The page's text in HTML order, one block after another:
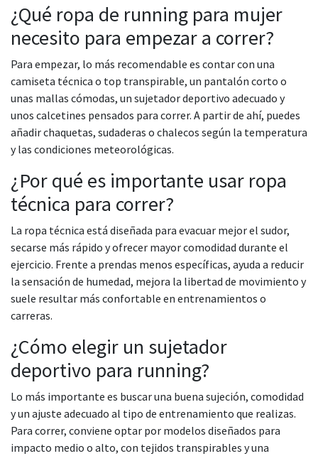
¿Qué ropa de running para mujer
necesito para empezar a correr?
Para empezar, lo más recomendable es contar con una
camiseta técnica o top transpirable, un pantalón corto o
unas mallas cómodas, un sujetador deportivo adecuado y
unos calcetines pensados para correr. A partir de ahí, puedes
añadir chaquetas, sudaderas o chalecos según la temperatura
y las condiciones meteorológicas.
¿Por qué es importante usar ropa
técnica para correr?
La ropa técnica está diseñada para evacuar mejor el sudor,
secarse más rápido y ofrecer mayor comodidad durante el
ejercicio. Frente a prendas menos específicas, ayuda a reducir
la sensación de humedad, mejora la libertad de movimiento y
suele resultar más confortable en entrenamientos o
carreras.
¿Cómo elegir un sujetador
deportivo para running?
Lo más importante es buscar una buena sujeción, comodidad
y un ajuste adecuado al tipo de entrenamiento que realizas.
Para correr, conviene optar por modelos diseñados para
impacto medio o alto, con tejidos transpirables y una